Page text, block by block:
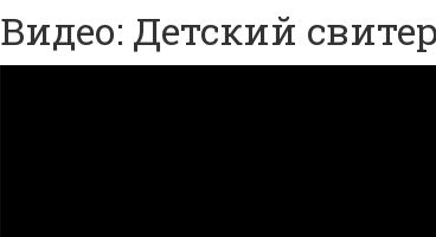
Видео: Детский